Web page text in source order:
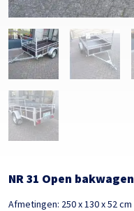
NR 31 Open bakwagen
Afmetingen: 250 x 130 x 52 cm